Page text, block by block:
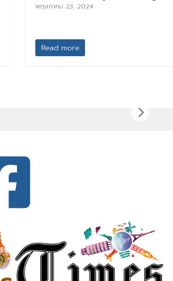
พฤษภาคม 23, 2024
Read more